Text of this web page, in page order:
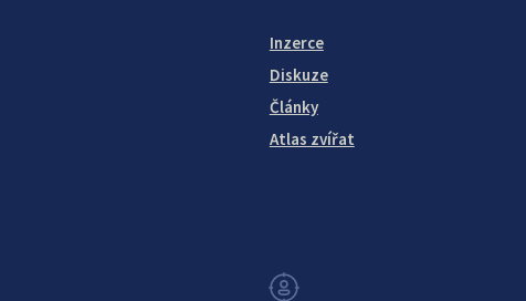
Inzerce
Diskuze
Články
Atlas zvířat